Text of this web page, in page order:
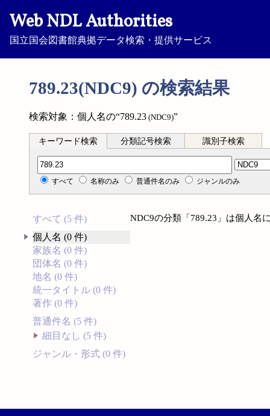
Web NDL Authorities
国立国会図書館典拠データ検索・提供サービス
789.23(NDC9) の検索結果
検索対象：個人名の“789.23 (NDC9)”
キーワード検索 分類記号検索 識別子検索
分類記号検索
すべて 名称のみ 普通件名のみ ジャンルのみ
すべて (5 件)
個人名 (0 件)
家族名 (0 件)
団体名 (0 件)
地名 (0 件)
統一タイトル (0 件)
著作 (0 件)
普通件名 (5 件)
細目なし (5 件)
ジャンル・形式 (0 件)
NDC9の分類「789.23」は個人名